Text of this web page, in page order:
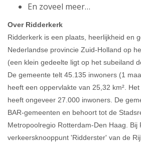
En zoveel meer…
Over Ridderkerk
Ridderkerk is een plaats, heerlijkheid en
Nederlandse provincie Zuid-Holland op
(een klein gedeelte ligt op het subeiland
De gemeente telt 45.135 inwoners (1
heeft een oppervlakte van 25,32 km².
heeft ongeveer 27.000 inwoners. De
BAR-gemeenten en behoort tot de
Metropoolregio Rotterdam-Den Haag. Bij
verkeersknooppunt 'Ridderster' van de